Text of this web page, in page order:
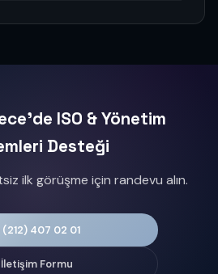
ISO & Yönetim
Desteği
ilk görüşme için randevu alın.
(212) 407 02 01
İletişim Formu